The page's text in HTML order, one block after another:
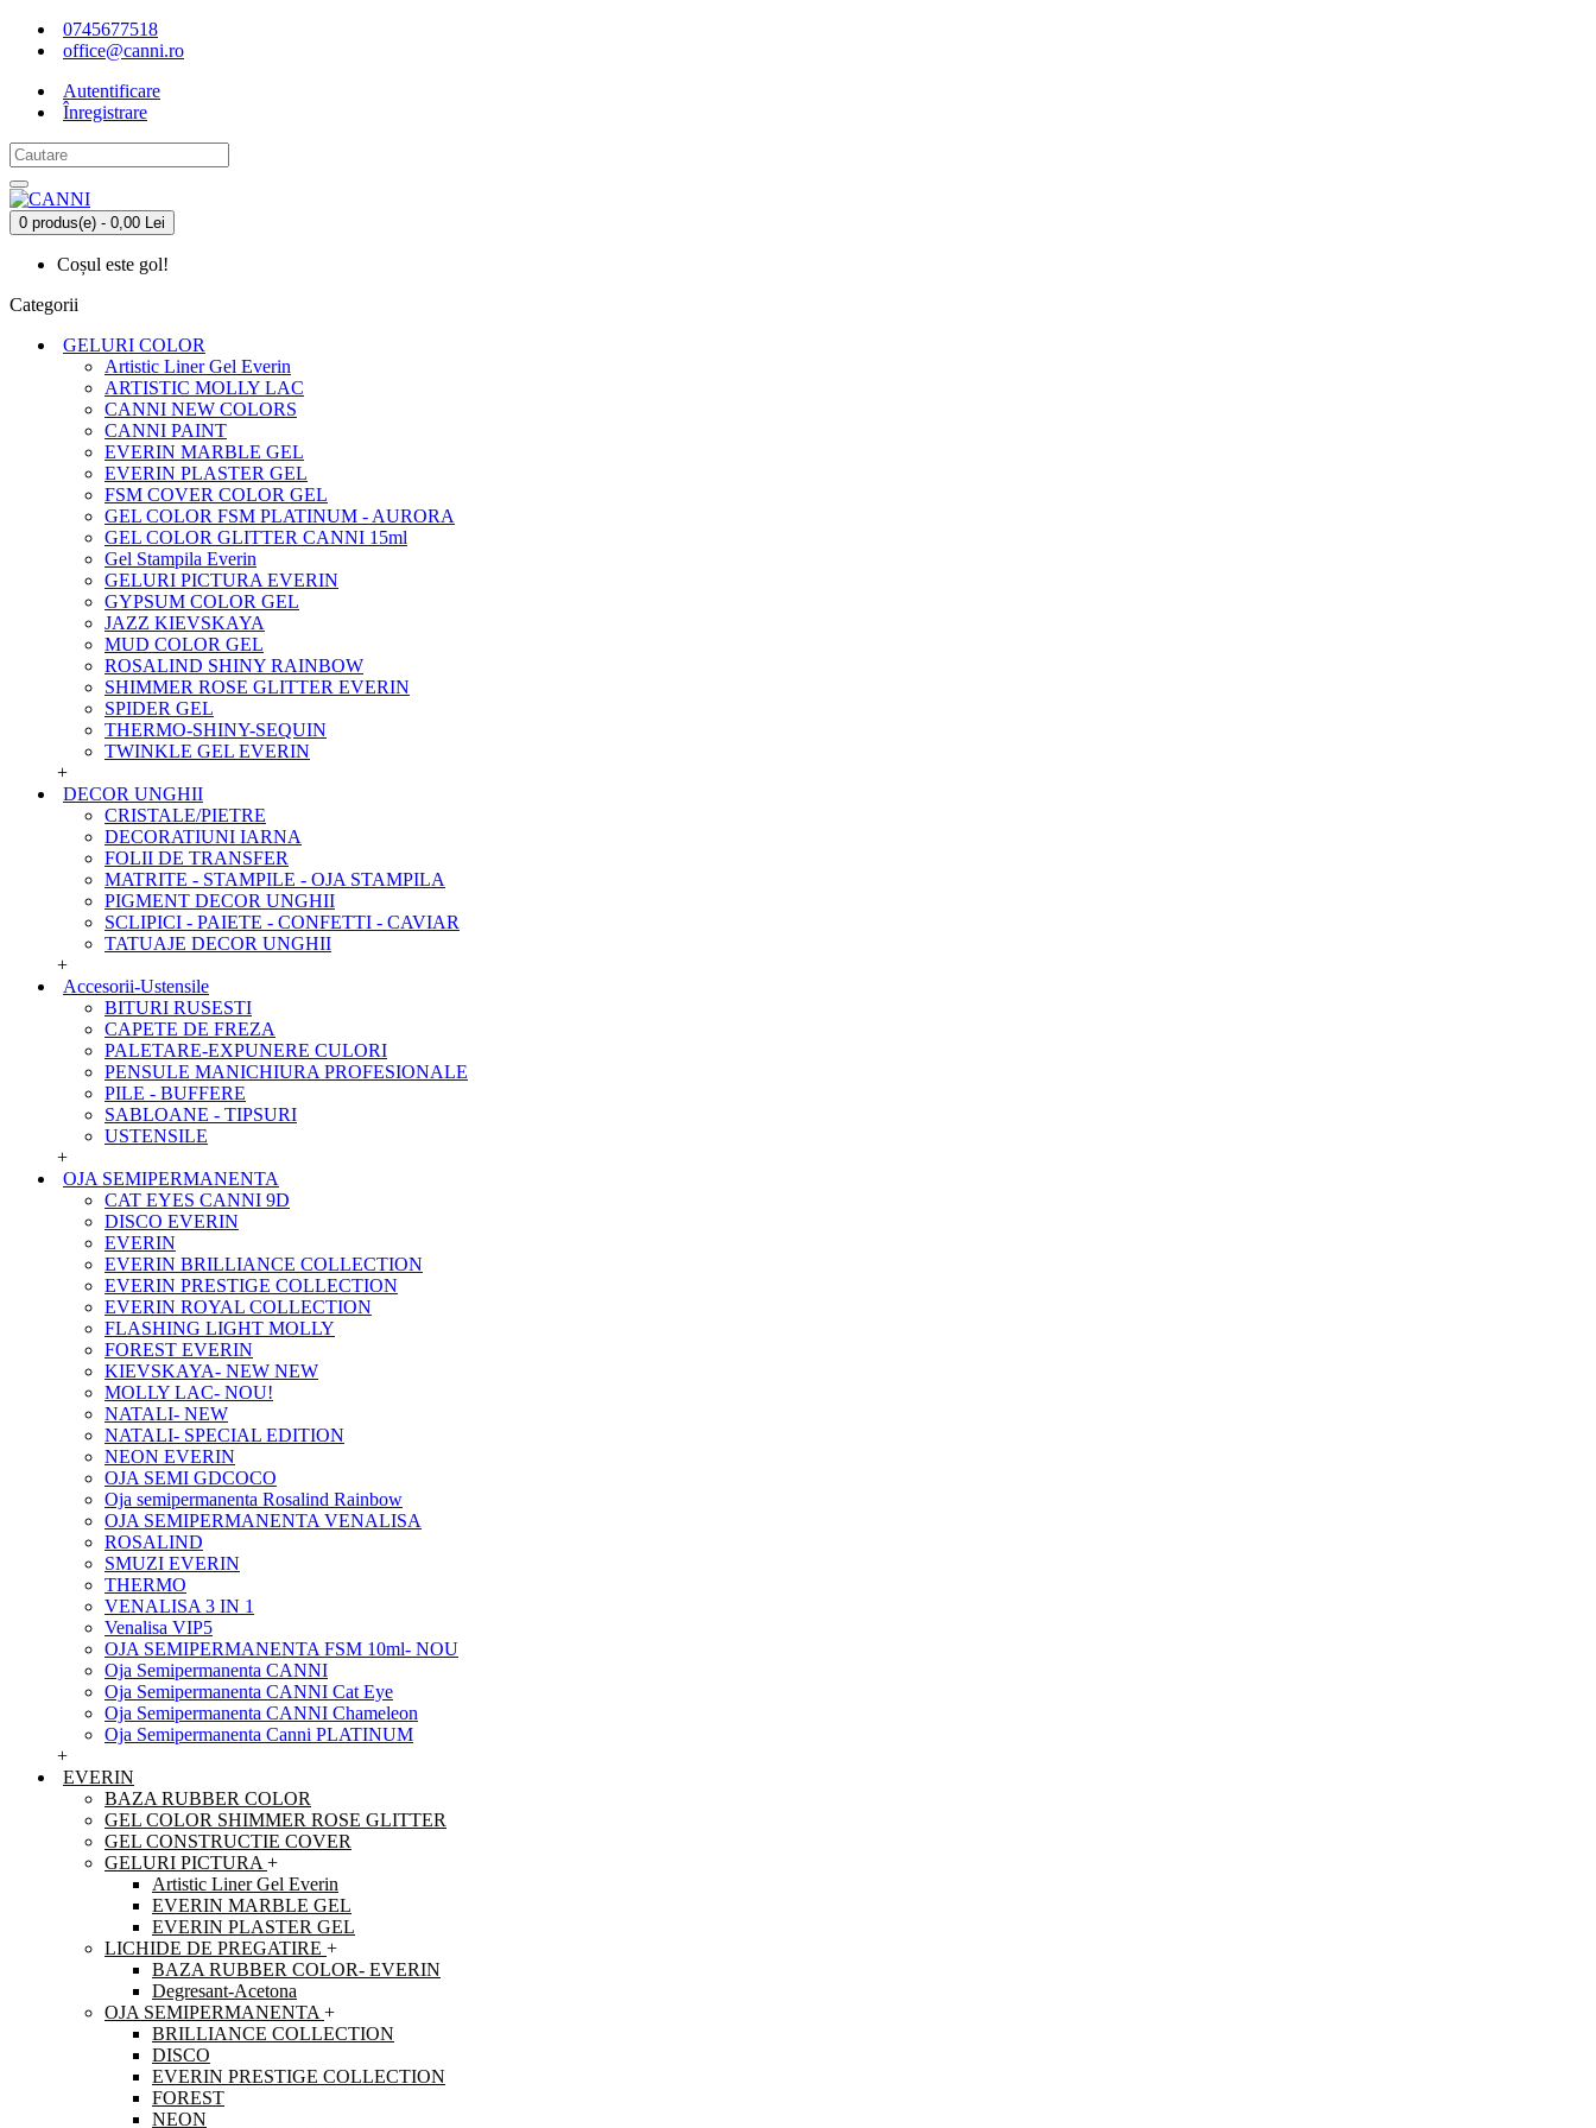
0745677518
office@canni.ro
Autentificare
Înregistrare
0 produs(e) - 0,00 Lei
Coșul este gol!
Categorii
GELURI COLOR
Artistic Liner Gel Everin
ARTISTIC MOLLY LAC
CANNI NEW COLORS
CANNI PAINT
EVERIN MARBLE GEL
EVERIN PLASTER GEL
FSM COVER COLOR GEL
GEL COLOR FSM PLATINUM - AURORA
GEL COLOR GLITTER CANNI 15ml
Gel Stampila Everin
GELURI PICTURA EVERIN
GYPSUM COLOR GEL
JAZZ KIEVSKAYA
MUD COLOR GEL
ROSALIND SHINY RAINBOW
SHIMMER ROSE GLITTER EVERIN
SPIDER GEL
THERMO-SHINY-SEQUIN
TWINKLE GEL EVERIN
+
DECOR UNGHII
CRISTALE/PIETRE
DECORATIUNI IARNA
FOLII DE TRANSFER
MATRITE - STAMPILE - OJA STAMPILA
PIGMENT DECOR UNGHII
SCLIPICI - PAIETE - CONFETTI - CAVIAR
TATUAJE DECOR UNGHII
+
Accesorii-Ustensile
BITURI RUSESTI
CAPETE DE FREZA
PALETARE-EXPUNERE CULORI
PENSULE MANICHIURA PROFESIONALE
PILE - BUFFERE
SABLOANE - TIPSURI
USTENSILE
+
OJA SEMIPERMANENTA
CAT EYES CANNI 9D
DISCO EVERIN
EVERIN
EVERIN BRILLIANCE COLLECTION
EVERIN PRESTIGE COLLECTION
EVERIN ROYAL COLLECTION
FLASHING LIGHT MOLLY
FOREST EVERIN
KIEVSKAYA- NEW NEW
MOLLY LAC- NOU!
NATALI- NEW
NATALI- SPECIAL EDITION
NEON EVERIN
OJA SEMI GDCOCO
Oja semipermanenta Rosalind Rainbow
OJA SEMIPERMANENTA VENALISA
ROSALIND
SMUZI EVERIN
THERMO
VENALISA 3 IN 1
Venalisa VIP5
OJA SEMIPERMANENTA FSM 10ml- NOU
Oja Semipermanenta CANNI
Oja Semipermanenta CANNI Cat Eye
Oja Semipermanenta CANNI Chameleon
Oja Semipermanenta Canni PLATINUM
+
EVERIN
BAZA RUBBER COLOR
GEL COLOR SHIMMER ROSE GLITTER
GEL CONSTRUCTIE COVER
GELURI PICTURA +
Artistic Liner Gel Everin
EVERIN MARBLE GEL
EVERIN PLASTER GEL
LICHIDE DE PREGATIRE +
BAZA RUBBER COLOR- EVERIN
Degresant-Acetona
OJA SEMIPERMANENTA +
BRILLIANCE COLLECTION
DISCO
EVERIN PRESTIGE COLLECTION
FOREST
NEON